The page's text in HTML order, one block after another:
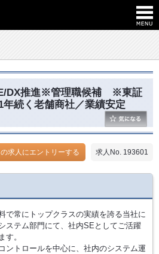
DX推進※管理職候補 ※東証
年続く老舗商社／業績安定
求人にエントリーする 求人No. 193601
で常にトップクラスの実績を誇る当社に
ステム部門にて、社内SEとしてご活躍
す。
ントロールを中心に、社内のシステム運